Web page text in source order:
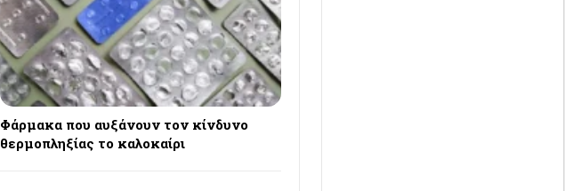
Φάρμακα που αυξάνουν τον κίνδυνο
θερμοπληξίας το καλοκαίρι